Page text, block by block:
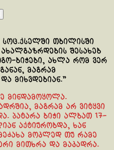
სოც.ქსელში თბილისში
შესახებ
ბიჭები, ახლა რომ ვერ
მაგრამ
მიხვდებიან.”
მინდამოყოლა.
მაგრამ არ ვიტყვი
პატარა ბიჭი ალბათ 17-
აქტიურობდა, ხან
მოკლედ თუ რამე
მითხრა და მაკადრა.